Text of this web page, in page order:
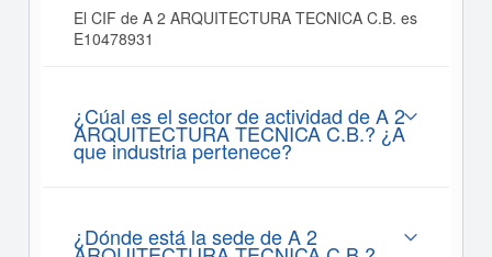
El CIF de A 2 ARQUITECTURA TECNICA C.B. es
E10478931
¿Cúal es el sector de actividad de A 2
ARQUITECTURA TECNICA C.B.? ¿A
que industria pertenece?
¿Dónde está la sede de A 2